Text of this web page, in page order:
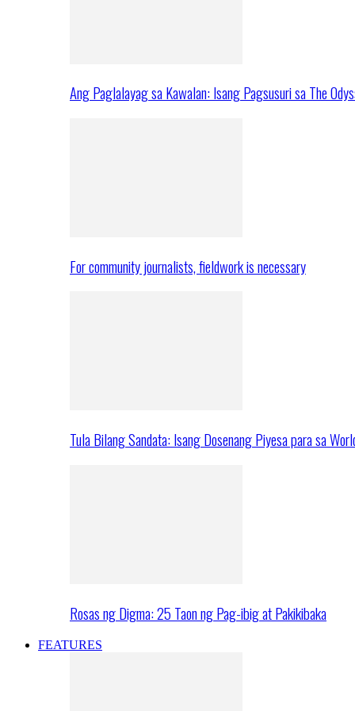
Ang Paglalayag sa Kawalan: Isang Pagsusuri sa The
For community journalists, fieldwork is necessary
Tula Bilang Sandata: Isang Dosenang Piyesa para sa
Rosas ng Digma: 25 Taon ng Pag-ibig at Pakikibaka
FEATURES